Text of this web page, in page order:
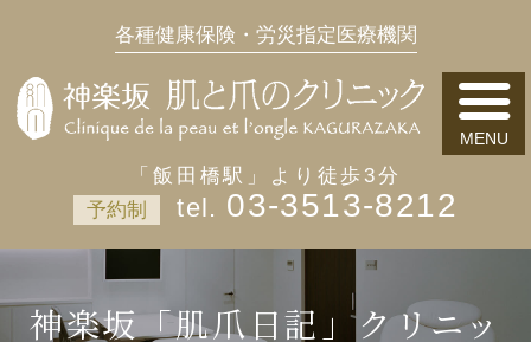
各種健康保険・労災指定医療機関
「飯田橋駅」より徒歩3分
予約制
03-3513-8212
神楽坂「肌爪日記」クリニッ